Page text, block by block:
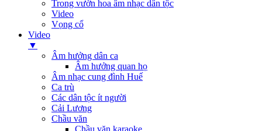
Trong vườn hoa âm nhạc dân tộc
Video
Vọng cổ
Video
▼
Âm hưởng dân ca
Âm hưởng quan họ
Âm nhạc cung đình Huế
Ca trù
Các dân tộc ít người
Cải Lương
Chầu văn
Chầu văn karaoke